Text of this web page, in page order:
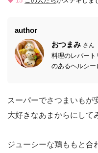
author
おつまみ さん
料理のレパー
のあるヘルシー
スーパーでさつまいもが
大好きなあまからにし
ジューシーな鶏ももと合